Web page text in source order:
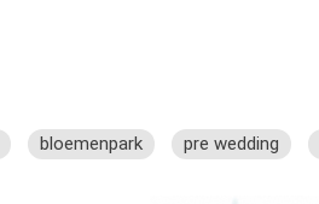
bloemenpark pre wedding